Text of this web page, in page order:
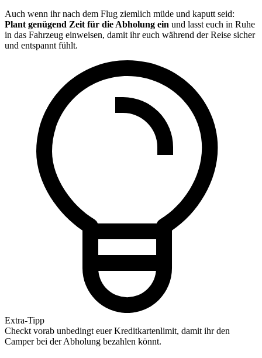
Auch wenn ihr nach dem Flug ziemlich müde und kaputt seid:
Plant genügend Zeit für die Abholung ein und lasst euch in Ruhe
in das Fahrzeug einweisen, damit ihr euch während der Reise sicher
und entspannt fühlt.
Extra-Tipp
Checkt vorab unbedingt euer Kreditkartenlimit, damit ihr den
Camper bei der Abholung bezahlen könnt.